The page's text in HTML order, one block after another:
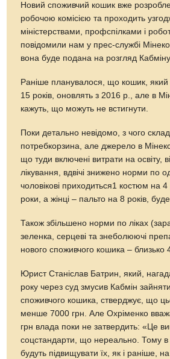
Новий споживчий кошик вже
робочою комісією та проходить
міністерствами, профспілками і
повідомили нам у прес-службі
вона буде подана на розгляд
Раніше планувалося, що кошик,
15 років, оновлять з 2016 р., але в
кажуть, що можуть не встигнути.
Поки детально невідомо, з чого
потребкорзина, але джерело в
що туди включені витрати на освіту,
лікування, вдвічі знижено норми по
чоловікові приходиться1 костюм на
роки, а жінці – пальто на 8 років,
Також збільшено норми по ліках
зеленка, серцеві та знеболюючі
нового споживчого кошика – близько
Юрист Станіслав Батрин, який,
року через суд змусив Кабмін
споживчого кошика, стверджує, що
менше 7000 грн. Але Охріменко
грн влада поки не затвердить: «Це
соцстандарти, що нереально. Тому
будуть підвищувати їх, як і раніше,